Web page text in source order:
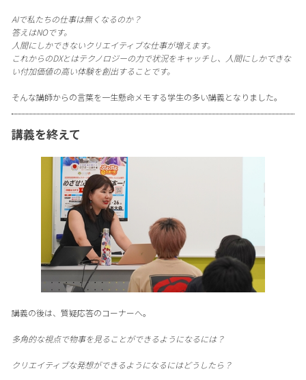
AIで私たちの仕事は無くなるのか？
答えはNOです。
人間にしかできないクリエイティブな仕事が増えます。
これからのDXとはテクノロジーの力で状況をキャッチし、人間にしかできな
い付加価値の高い体験を創出することです。
そんな講師からの言葉を一生懸命メモする学生の多い講義となりました。
講義を終えて
講義の後は、質疑応答のコーナーへ。
多角的な視点で物事を見ることができるようになるには？
クリエイティブな発想ができるようになるにはどうしたら？